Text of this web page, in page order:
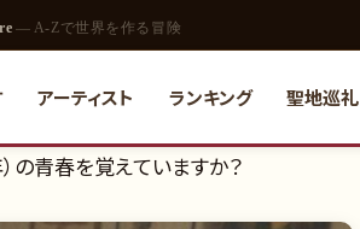
— A-Zで世界を作る冒険
アーティスト ランキング 聖地巡礼
の青春を覚えていますか？